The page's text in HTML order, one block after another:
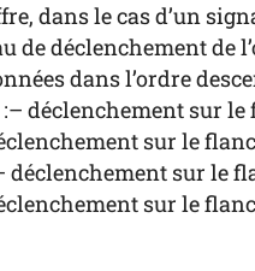
dans le cas d’un
de déclenchement de
dans l’ordre
déclenchement sur
sur le
sur le
sur le